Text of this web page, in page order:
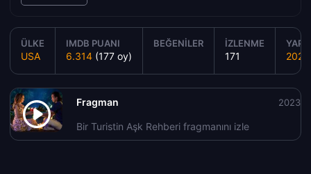
ÜLKE
USA
IMDB PUANI
6.314 (177 oy)
BEĞENILER İZLENME
171 2023
Fragman
Bir Turistin Aşk Rehberi fragmanını izle
2023